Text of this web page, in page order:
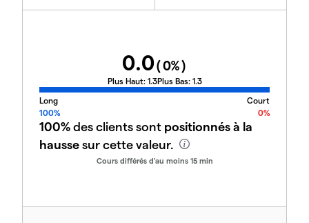
0.0(0%)
Plus Haut: 1.3Plus Bas: 1.3
Long
Court
100%
0%
100%des clients sont positionnés à la
haussesur cette valeur.
Cours différés d'au moins 15 min